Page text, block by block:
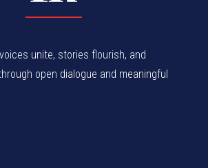
unite, stories flourish, and
open dialogue and meaningful